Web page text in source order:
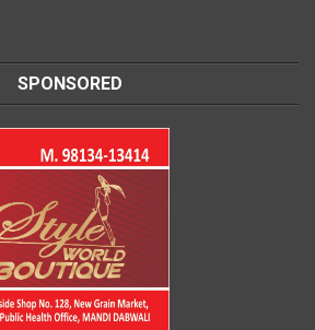
SPONSORED